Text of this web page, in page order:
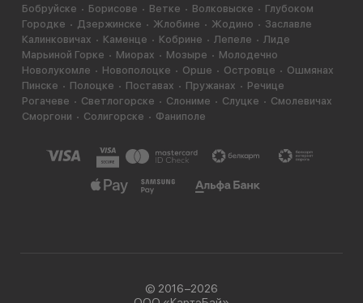
Бобруйске
Борисове Ветке Волковыске
Глубоком
Городке
Дзержинске Жлобине Жодино
Заславле
Калинковичах
Каменце Кобрине Лепеле
Лиде
Марьиной Горке
Миорах Мозыре
Молодечно
Новолукомле
Новополоцке Орше Островце
Ошмянах
Пинске
Полоцке Поставах Пружанах
Речице
Рогачеве
Светлогорске Слониме Слуцке
Смолевичах
Сморгони
Солигорске Фаниполе
© 2016−2026